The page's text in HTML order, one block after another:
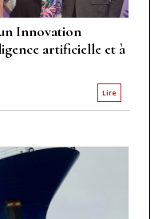
Innovation
artificielle et à
Lire